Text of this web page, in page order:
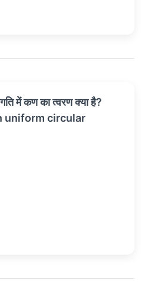
में कण का त्वरण क्या है?
uniform circular